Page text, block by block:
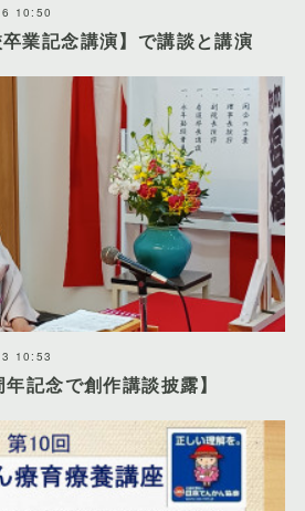
10:50
卒業記念講演】で講談と講演
10:53
記念で創作講談披露】